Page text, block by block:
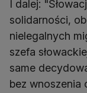
I dalej:
solidarności,
nielegalnych
szefa
same
bez wnoszenia